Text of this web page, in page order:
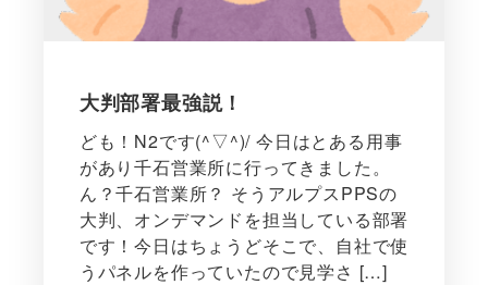
大判部署最強説！
ども！N2です(^▽^)/ 今日はとある用事
があり千石営業所に行ってきました。
ん？千石営業所？ そうアルプスPPSの
大判、オンデマンドを担当している部署
です！今日はちょうどそこで、自社で使
うパネルを作っていたので見学さ […]